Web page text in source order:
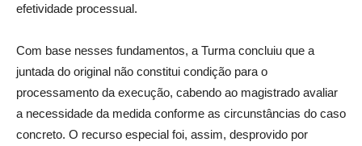
efetividade processual.
Com base nesses fundamentos, a Turma concluiu que a
juntada do original não constitui condição para o
processamento da execução, cabendo ao magistrado avaliar
a necessidade da medida conforme as circunstâncias do caso
concreto. O recurso especial foi, assim, desprovido por